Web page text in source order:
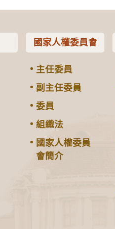
國家人權委員會
主任委員
副主任委員
委員
組織法
國家人權委員
會簡介